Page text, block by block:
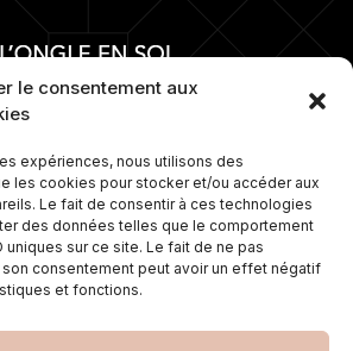
le consentement aux
expériences, nous utilisons des
les cookies pour stocker et/ou accéder aux
Le fait de consentir à ces technologies
des données telles que le comportement
uniques sur ce site. Le fait de ne pas
consentement peut avoir un effet négatif
et fonctions.
depuis plus de 15 ans dans la
d’ongles. Nous proposons
une gamme de soins sur
et travaillons avec les
marques de cosmétiques.